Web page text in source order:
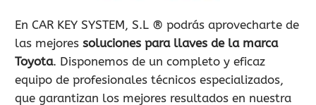
En CAR KEY SYSTEM, S.L ® podrás aprovecharte de
las mejores soluciones para llaves de la marca
Toyota. Disponemos de un completo y eficaz
equipo de profesionales técnicos especializados,
que garantizan los mejores resultados en nuestra